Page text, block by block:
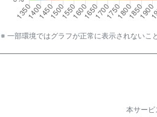
※ 一部環境ではグラフが正常に表示されないこ
本サービ